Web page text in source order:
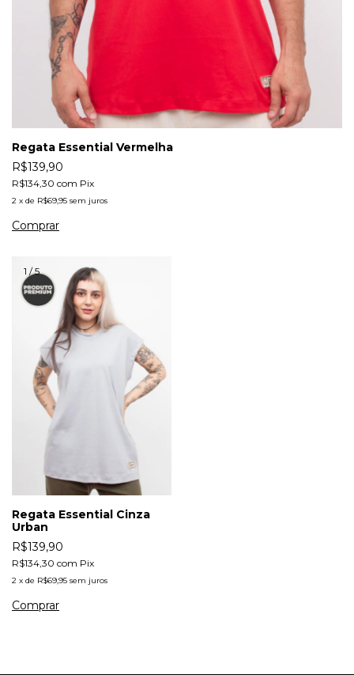
Regata Essential Vermelha
R$139,90
R$134,30 com Pix
2 x de R$69,95 sem juros
Comprar
1 /5
Regata Essential Cinza
Urban
R$139,90
R$134,30 com Pix
2 x de R$69,95 sem juros
Comprar